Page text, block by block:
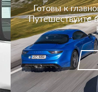
Готовы к
Путешествуйте